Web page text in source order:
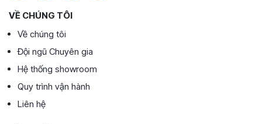
VỀ CHÚNG TÔI
Về chúng tôi
Đội ngũ Chuyên gia
Hệ thống showroom
Quy trình vận hành
Liên hệ